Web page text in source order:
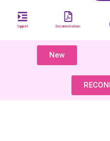
Support Documentations
New